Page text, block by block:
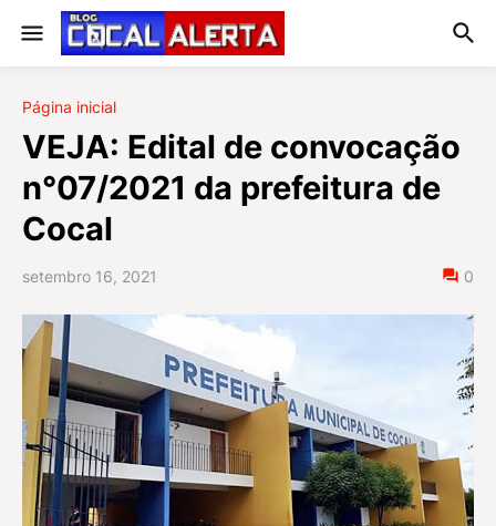
Página inicial
VEJA: Edital de convocação
n°07/2021 da prefeitura de
Cocal
setembro 16, 2021 0